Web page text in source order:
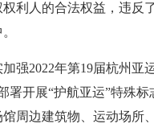
利人的合法权益，违反
2022年第19届杭州亚
署开展“护航亚运”特殊
周边建筑物、运动场所